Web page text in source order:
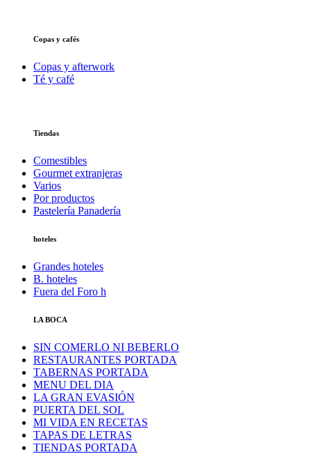
Copas y cafés
Copas y afterwork
Té y café
Tiendas
Comestibles
Gourmet extranjeras
Varios
Por productos
Pastelería Panadería
hoteles
Grandes hoteles
B. hoteles
Fuera del Foro h
LA BOCA
SIN COMERLO NI BEBERLO
RESTAURANTES PORTADA
TABERNAS PORTADA
MENU DEL DIA
LA GRAN EVASIÓN
PUERTA DEL SOL
MI VIDA EN RECETAS
TAPAS DE LETRAS
TIENDAS PORTADA